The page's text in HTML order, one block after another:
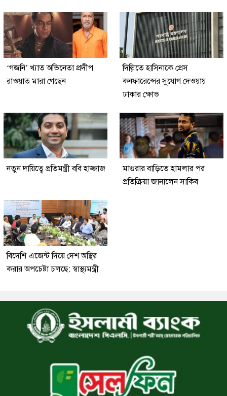
‘গজনি’ খ্যাত অভিনেতা প্রদীপ
রাওয়াত মারা গেছেন
দিল্লিতে হাসিনাকে প্রেস
কনফারেন্সের সুযোগ দেওয়ায়
ঢাকার ক্ষোভ
নতুন দায়িত্বে প্রতিমন্ত্রী ববি হাজ্জাজ
মাগুরার বাড়িতে হামলার পর
প্রতিক্রিয়া জানালেন সাকিব
বিদেশি এজেন্ট দিয়ে দেশ অস্থির
করার অপচেষ্টা চলছে: স্বাস্থ্যমন্ত্রী